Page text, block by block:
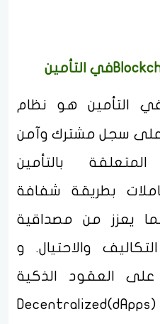
التأمين هو نظام
على سجل مشترك وآمن
بالتأمين
بطريقة شفافة
يعزز من مصداقية
والاحتيال. و
العقود الذكية
والتطبيقات اللامركزية (dApps)Decentralized